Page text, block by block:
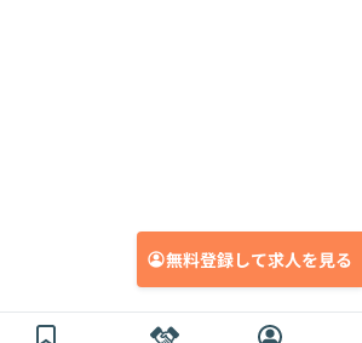
無料登録して求人を見る